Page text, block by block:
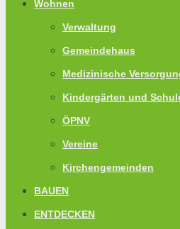
Wohnen
Verwaltung
Gemeindehaus
Medizinische
Kindergärten und
ÖPNV
Vereine
Kirchengemeinden
BAUEN
ENTDECKEN